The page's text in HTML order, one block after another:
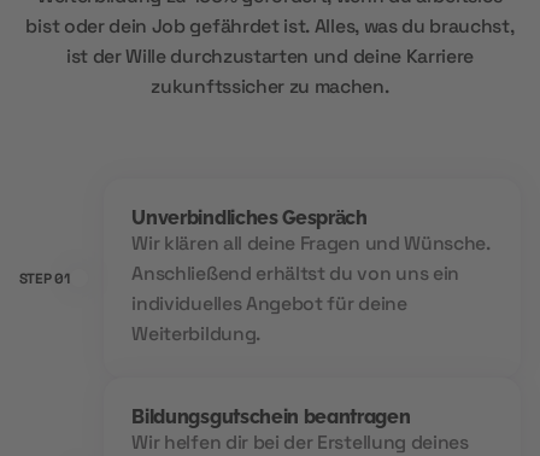
bist oder dein Job gefährdet ist. Alles, was du brauchst,
ist der Wille durchzustarten und deine Karriere
zukunftssicher zu machen.
STEP 01
Unverbindliches Gespräch
Wir klären all deine Fragen und Wünsche.
Anschließend erhältst du von uns ein
individuelles Angebot für deine
Weiterbildung.
Bildungsgutschein beantragen
Wir helfen dir bei der Erstellung deines